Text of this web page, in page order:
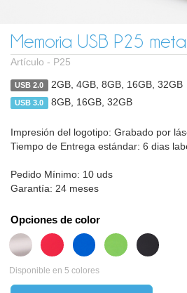
Memoria USB P25
Artículo - P25
USB 2.0 2GB, 4GB, 8GB, 16GB, 32GB
USB 3.0 8GB, 16GB, 32GB
Impresión del logotipo: Grabado por
Tiempo de Entrega estándar: 6 dias
Pedido Mínimo: 10 uds
Garantía: 24 meses
Opciones de color
Disponible en 5 colores